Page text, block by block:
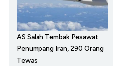
AS Salah Tembak Pesawat
Penumpang Iran, 290 Orang
Tewas